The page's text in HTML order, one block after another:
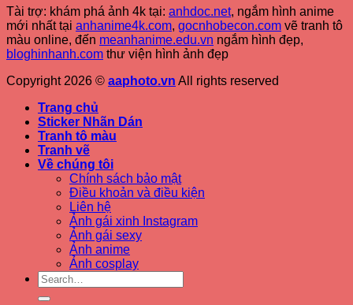
Tài trợ: khám phá ảnh 4k tại: anhdoc.net, ngắm hình anime
mới nhất tại anhanime4k.com, gocnhobecon.com vẽ tranh tô
màu online, đến meanhanime.edu.vn ngắm hình đẹp,
bloghinhanh.com thư viện hình ảnh đẹp
Copyright 2026 © aaphoto.vn All rights reserved
Trang chủ
Sticker Nhãn Dán
Tranh tô màu
Tranh vẽ
Về chúng tôi
Chính sách bảo mật
Điều khoản và điều kiện
Liên hệ
Ảnh gái xinh Instagram
Ảnh gái sexy
Ảnh anime
Ảnh cosplay